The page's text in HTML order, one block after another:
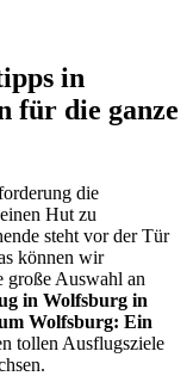
in
für die ganze
die
Hut zu
steht vor der Tür
können wir
große Auswahl an
in Wolfsburg in
Wolfsburg: Ein
tollen Ausflugsziele